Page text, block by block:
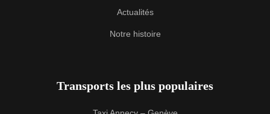
Actualités
Notre histoire
Transports les plus populaires